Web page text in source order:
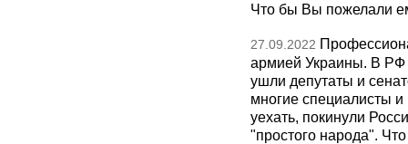
Что бы Вы пожелали
27.09.2022
армией Украины. В РФ
ушли депутаты и
многие специалисты и
уехать, покинули
"простого народа".